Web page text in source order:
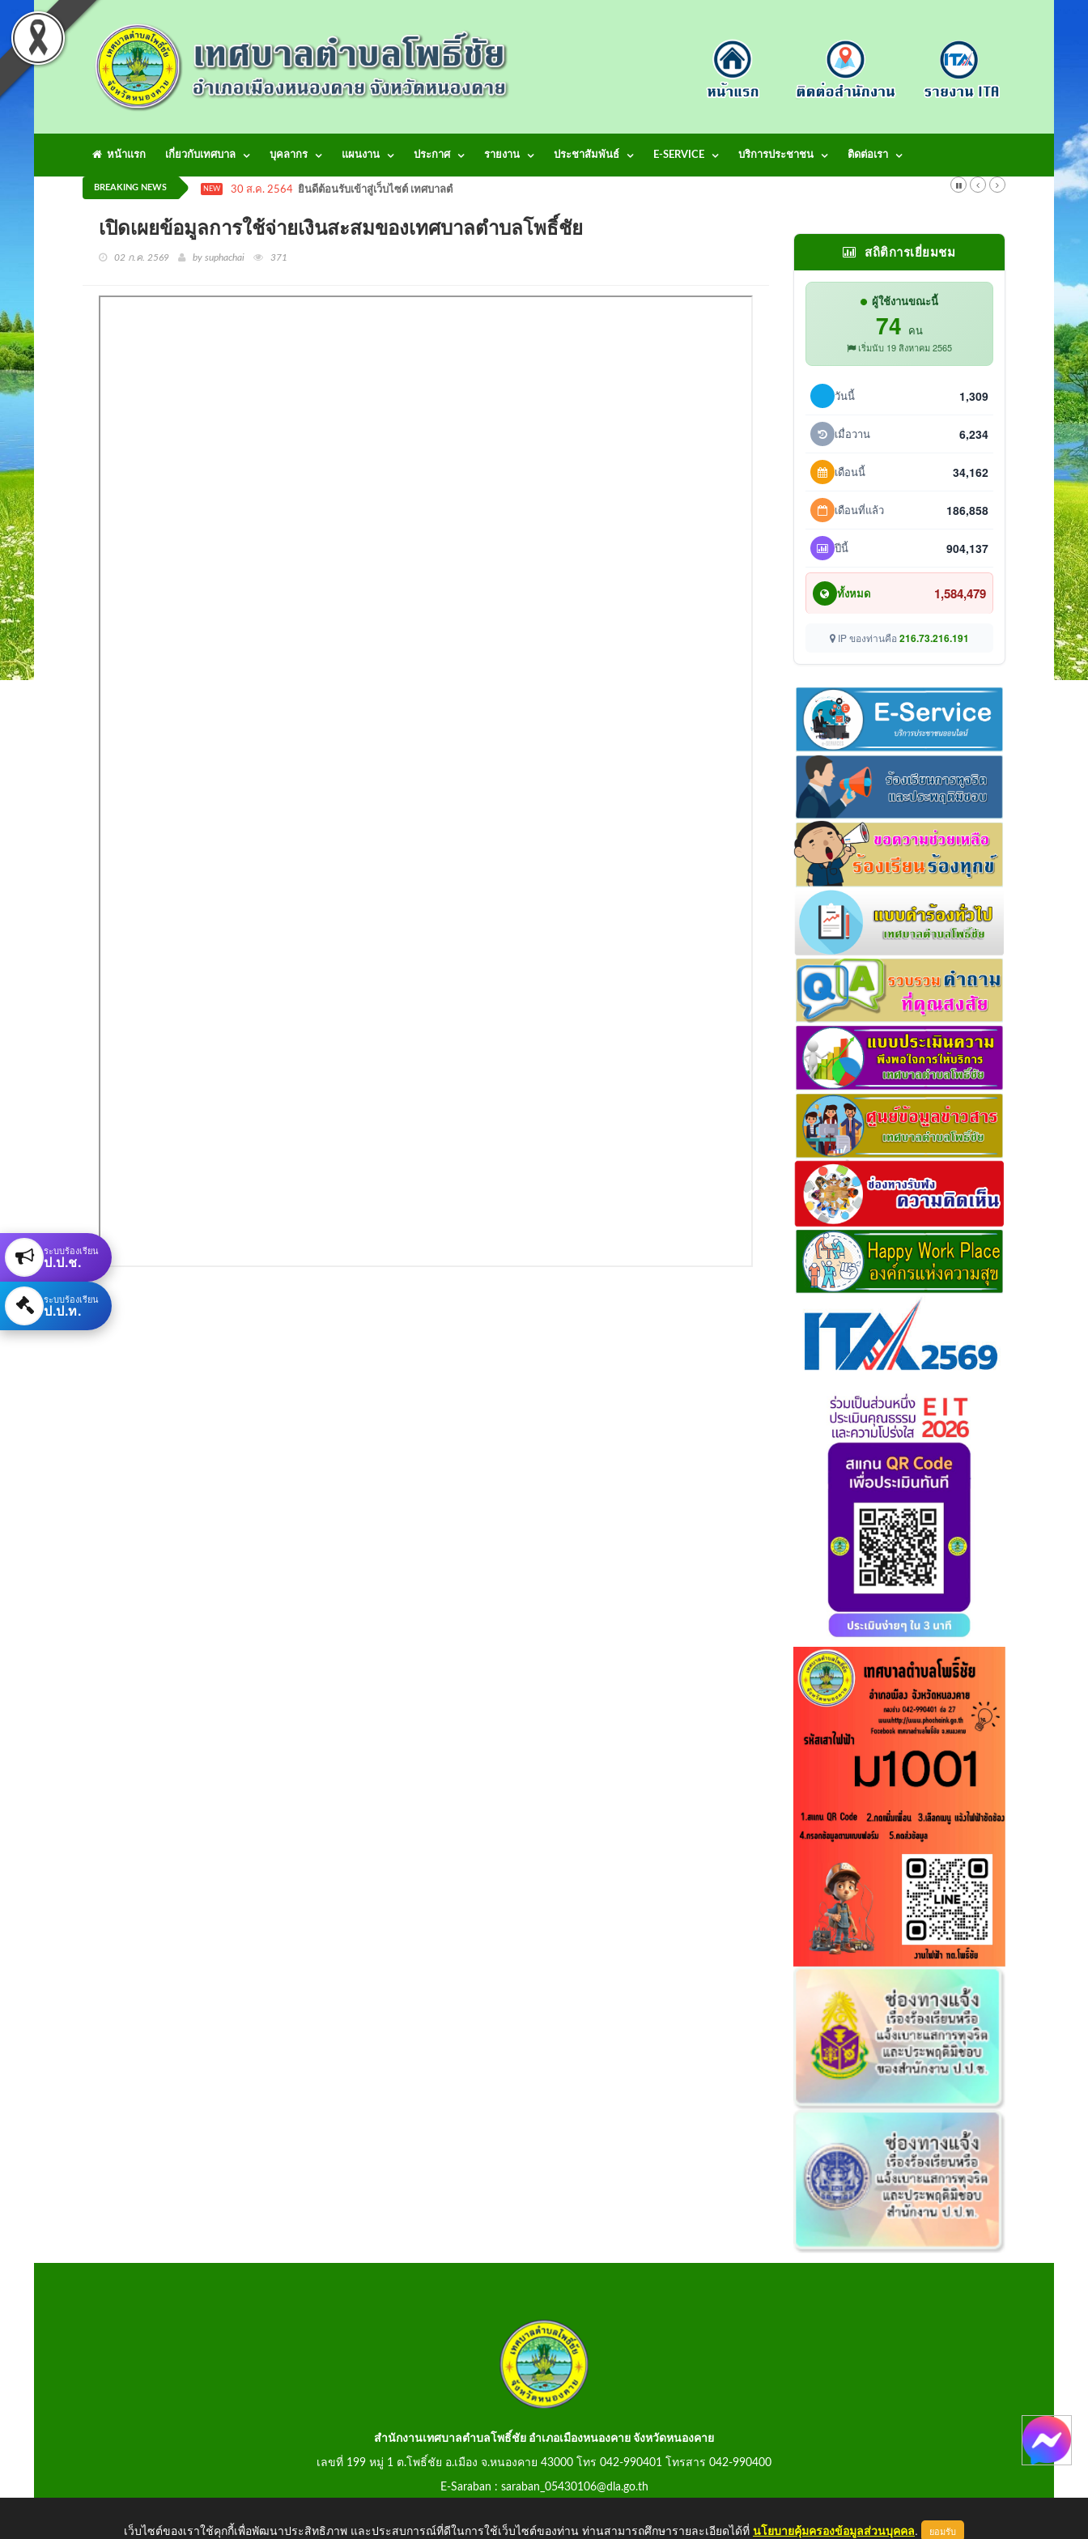
หน้าแรก เกี่ยวกับเทศบาล บุคลากร แผนงาน ประกาศ รายงาน ประชาสัมพันธ์ E-SERVICE บริการประชาชน ติดต่อเรา
BREAKING NEWS NEW 30 ส.ค. 2564 ยินดีต้อนรับเข้าสู่เว็บไซต์ เทศบาลตำบลโพธิ์ชัย
เปิดเผยข้อมูลการใช้จ่ายเงินสะสมของเทศบาลตำบลโพธิ์ชัย
02 ก.ค. 2569 by suphachai 371 สถิติการเยี่ยมชม
ผู้ใช้งานขณะนี้
74 คน
เริ่มนับ 19 สิงหาคม 2565
วันนี้ 1,309
เมื่อวาน 6,234
เดือนนี้ 34,162
เดือนที่แล้ว 186,858
ปีนี้ 904,137
ทั้งหมด 1,584,479
IP ของท่านคือ 216.73.216.191
สำนักงานเทศบาลตำบลโพธิ์ชัย อำเภอเมืองหนองคาย จังหวัดหนองคาย
เลขที่ 199 หมู่ 1 ต.โพธิ์ชัย อ.เมือง จ.หนองคาย 43000 โทร 042-990401 โทรสาร 042-990400
E-Saraban : saraban_05430106@dla.go.th
ระบบร้องเรียน
ป.ป.ช.
ระบบร้องเรียน
ป.ป.ท.
เว็บไซต์ของเราใช้คุกกี้เพื่อพัฒนาประสิทธิภาพ และประสบการณ์ที่ดีในการใช้เว็บไซต์ของท่าน ท่านสามารถศึกษารายละเอียดได้ที่ นโยบายคุ้มครองข้อมูลส่วนบุคคล. ยอมรับ